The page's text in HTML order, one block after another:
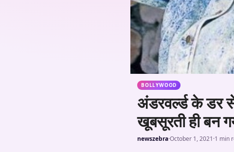
BOLLYWOOD
अंडरवर्ल्ड के डर
खूबसूरती ही बन
newszebra·October 1, 2021·1 min